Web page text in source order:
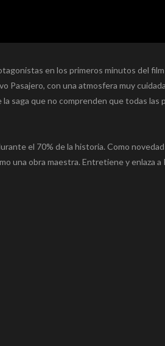
en los primeros minutos del
Pasajero, con una atmosfera muy
saga que no comprenden que todas las
el 70% de la historia. Como
una obra maestra. Entretiene y enlaza